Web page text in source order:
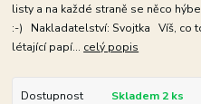
listy a na každé straně se něco
:-) Nakladatelství: Svojtka Víš, co
létající papí... celý popis
Dostupnost Skladem 2 ks